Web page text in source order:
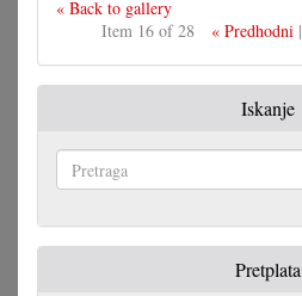
« Back to gallery
Item 16 of 28
« Predhodni|
Iskanje
Pretplata